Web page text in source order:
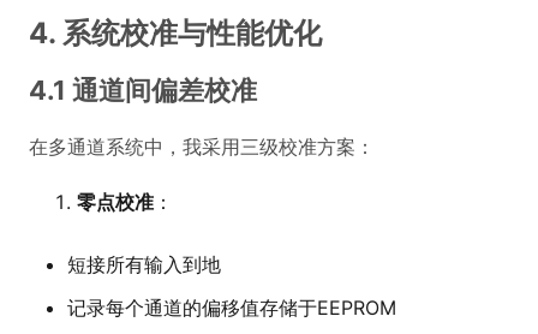
4. 系统校准与性能优化
4.1 通道间偏差校准
在多通道系统中，我采用三级校准方案：
零点校准 ：
短接所有输入到地
记录每个通道的偏移值存储于EEPROM